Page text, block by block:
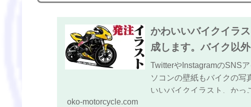
かわいいバイクイラ
成します。バイク以外
TwitterやInstagramのSNS
ソコンの壁紙もバイクの写
いいバイクイラスト、かっ
oko-motorcycle.com